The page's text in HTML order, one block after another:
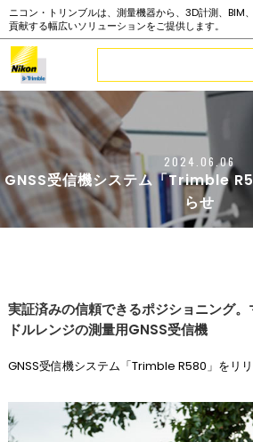
ニコン・トリンブルは、測量機器から、3D計測、BIM
貢献する幅広いソリューションをご提供します。
2024.06.06
GNSS受信機システム「Trimble
らせ
実証済みの信頼できるポジショニング
ドルレンジの測量用GNSS受信機
GNSS受信機システム「Trimble R580」をリリ